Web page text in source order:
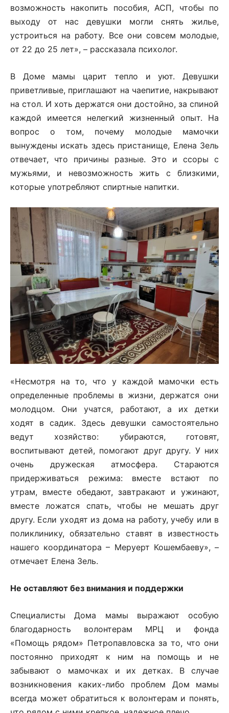
возможность накопить пособия, АСП, чтобы по
выходу от нас девушки могли снять жилье,
устроиться на работу. Все они совсем молодые,
от 22 до 25 лет», – рассказала психолог.
В Доме мамы царит тепло и уют. Девушки
приветливые, приглашают на чаепитие, накрывают
на стол. И хоть держатся они достойно, за спиной
каждой имеется нелегкий жизненный опыт. На
вопрос о том, почему молодые мамочки
вынуждены искать здесь пристанище, Елена Зель
отвечает, что причины разные. Это и ссоры с
мужьями, и невозможность жить с близкими,
которые употребляют спиртные напитки.
«Несмотря на то, что у каждой мамочки есть
определенные проблемы в жизни, держатся они
молодцом. Они учатся, работают, а их детки
ходят в садик. Здесь девушки самостоятельно
ведут хозяйство: убираются, готовят,
воспитывают детей, помогают друг другу. У них
очень дружеская атмосфера. Стараются
придерживаться режима: вместе встают по
утрам, вместе обедают, завтракают и ужинают,
вместе ложатся спать, чтобы не мешать друг
другу. Если уходят из дома на работу, учебу или в
поликлинику, обязательно ставят в известность
нашего координатора – Меруерт Кошембаеву», –
отмечает Елена Зель.
Не оставляют без внимания и поддержки
Специалисты Дома мамы выражают особую
благодарность волонтерам МРЦ и фонда
«Помощь рядом» Петропавловска за то, что они
постоянно приходят к ним на помощь и не
забывают о мамочках и их детках. В случае
возникновения каких-либо проблем Дом мамы
всегда может обратиться к волонтерам и понять,